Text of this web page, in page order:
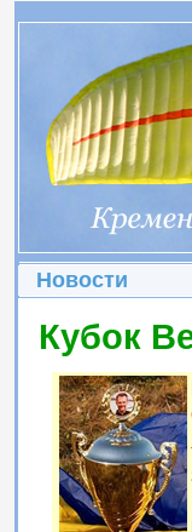
Новости
Кубок